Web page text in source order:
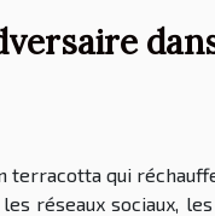
terracotta qui
réseaux sociaux,